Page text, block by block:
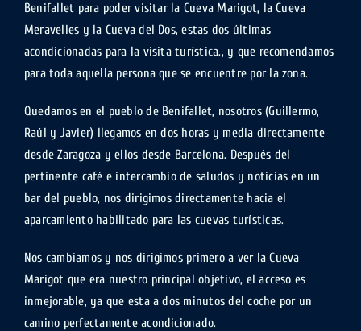
Benifallet para poder visitar la Cueva Marigot, la Cueva
Meravelles y la Cueva del Dos, estas dos últimas
acondicionadas para la visita turística., y que recomendamos
para toda aquella persona que se encuentre por la zona.
Quedamos en el pueblo de Benifallet, nosotros (Guillermo,
Raúl y Javier) llegamos en dos horas y media directamente
desde Zaragoza y ellos desde Barcelona. Después del
pertinente café e intercambio de saludos y noticias en un
bar del pueblo, nos dirigimos directamente hacia el
aparcamiento habilitado para las cuevas turísticas.
Nos cambiamos y nos dirigimos primero a ver la Cueva
Marigot que era nuestro principal objetivo, el acceso es
inmejorable, ya que esta a dos minutos del coche por un
camino perfectamente acondicionado.